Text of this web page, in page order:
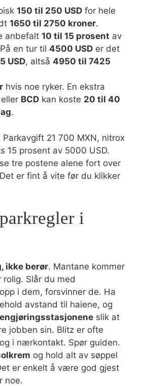
150 til 250 USD for hele
1650 til 2750 kroner.
anbefalt 10 til 15 prosent av
en tur til 4500 USD er det
USD, altså 4950 til 7425
hvis noe ryker. En ekstra
eller BCD kan koste 20 til 40
.
Parkavgift 21 700 MXN, nitrox
15 prosent av 5000 USD.
tre postene alene fort over
er fint å vite før du klikker
i
ikke berør. Mantane kommer
Slår du med
i dem, forsvinner de. Ha
avstand til haiene, og
slik at
jobben sin. Blitz er ofte
i nærkontakt. Spør guiden.
og hold alt av søppel
er enkelt å være god gjest
noe.